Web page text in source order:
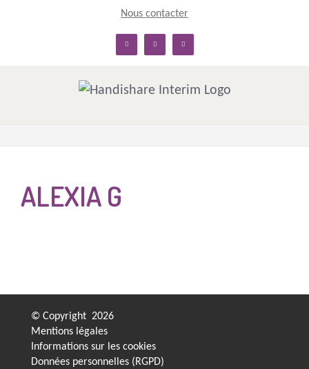
Nous contacter
linkedin facebook twitter
ALEXIA G
© Copyright 2026
Mentions légales
Informations sur les cookies
Données personnelles (RGPD)